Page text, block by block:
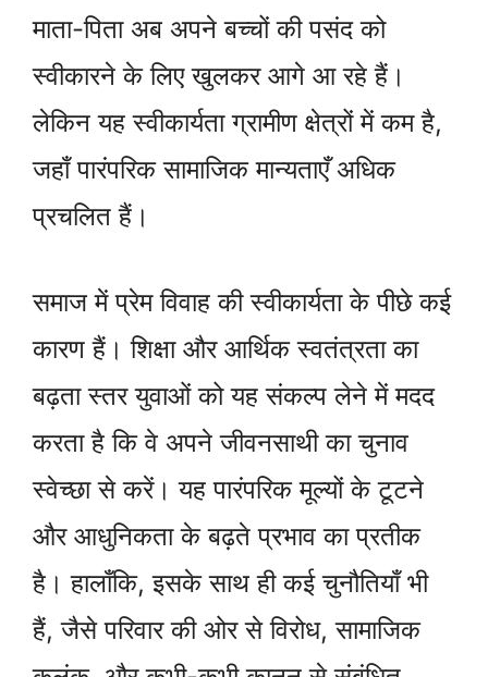
माता-पिता अब अपने बच्चों की पसंद को
स्वीकारने के लिए खुलकर आगे आ रहे हैं।
लेकिन यह स्वीकार्यता ग्रामीण क्षेत्रों में कम है,
जहाँ पारंपरिक सामाजिक मान्यताएँ अधिक
प्रचलित हैं।
समाज में प्रेम विवाह की स्वीकार्यता के पीछे कई
कारण हैं। शिक्षा और आर्थिक स्वतंत्रता का
बढ़ता स्तर युवाओं को यह संकल्प लेने में मदद
करता है कि वे अपने जीवनसाथी का चुनाव
स्वेच्छा से करें। यह पारंपरिक मूल्यों के टूटने
और आधुनिकता के बढ़ते प्रभाव का प्रतीक
है। हालाँकि, इसके साथ ही कई चुनौतियाँ भी
हैं, जैसे परिवार की ओर से विरोध, सामाजिक